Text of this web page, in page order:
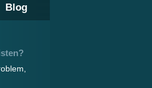
Blog